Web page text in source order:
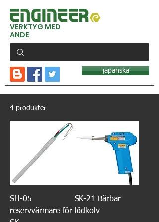
VERKTYG MED
ANDE
japanska
4 produkter
SH-05
reservvärmare för
SK-21 Bärbar
lödkolv